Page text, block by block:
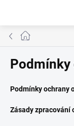
Domů
Podmínky
Podmínky ochrany
Zásady zpracování